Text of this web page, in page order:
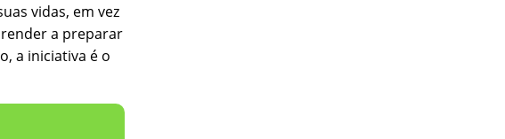
vidas, em vez
a preparar
a iniciativa é o